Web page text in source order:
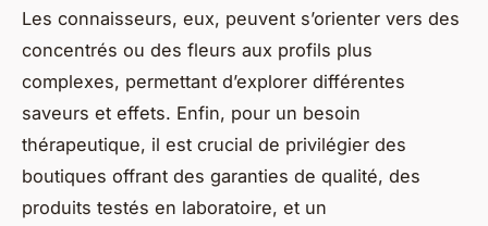
Les connaisseurs, eux, peuvent s’orienter vers des
concentrés ou des fleurs aux profils plus
complexes, permettant d’explorer différentes
saveurs et effets. Enfin, pour un besoin
thérapeutique, il est crucial de privilégier des
boutiques offrant des garanties de qualité, des
produits testés en laboratoire, et un